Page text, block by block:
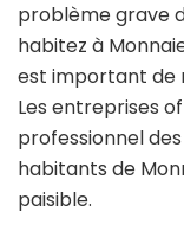
problème grave
habitez à
est important de
Les entreprises
professionnel
habitants de
paisible.